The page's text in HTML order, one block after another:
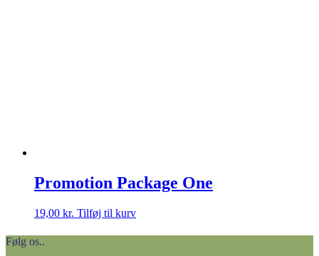
Promotion Package One
19,00 kr. Tilføj til kurv
Følg os..